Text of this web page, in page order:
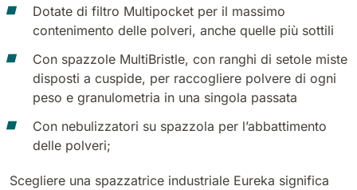
Dotate di filtro Multipocketper il massimo
contenimento delle polveri, anche quelle più sottili
Con spazzole MultiBristle, con ranghi di setole miste
disposti a cuspide, per raccogliere polvere di ogni
peso e granulometria in una singola passata
Con nebulizzatori su spazzola per l’abbattimento
delle polveri;
Scegliere una spazzatrice industriale Eureka significa